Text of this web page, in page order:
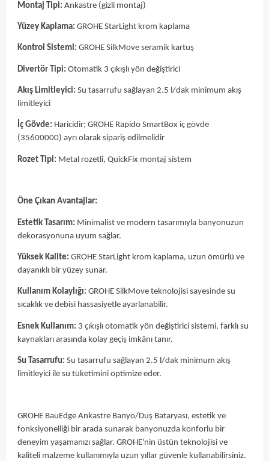
Montaj Tipi: Ankastre (gizli montaj)
Yüzey Kaplama: GROHE StarLight krom kaplama
Kontrol Sistemi: GROHE SilkMove seramik kartuş
Divertör Tipi: Otomatik 3 çıkışlı yön değiştirici
Akış Limitleyici: Su tasarrufu sağlayan 2.5 l/dak minimum akış
limitleyici
İç Gövde: Haricidir; GROHE Rapido SmartBox iç gövde
(35600000) ayrı olarak sipariş edilmelidir
Rozet Tipi: Metal rozetli, QuickFix montaj sistem
Öne Çıkan Avantajlar:
Estetik Tasarım: Minimalist ve modern tasarımıyla banyonuzun
dekorasyonuna uyum sağlar.
Yüksek Kalite: GROHE StarLight krom kaplama, uzun ömürlü ve
dayanıklı bir yüzey sunar.
Kullanım Kolaylığı: GROHE SilkMove teknolojisi sayesinde su
sıcaklık ve debisi hassasiyetle ayarlanabilir.
Esnek Kullanım: 3 çıkışlı otomatik yön değiştirici sistemi, farklı su
kaynakları arasında kolay geçiş imkânı tanır.
Su Tasarrufu: Su tasarrufu sağlayan 2.5 l/dak minimum akış
limitleyici ile su tüketimini optimize eder.
GROHE BauEdge Ankastre Banyo/Duş Bataryası, estetik ve
fonksiyonelliği bir arada sunarak banyonuzda konforlu bir
deneyim yaşamanızı sağlar. GROHE'nin üstün teknolojisi ve
kaliteli malzeme kullanımıyla uzun yıllar güvenle kullanabilirsiniz.